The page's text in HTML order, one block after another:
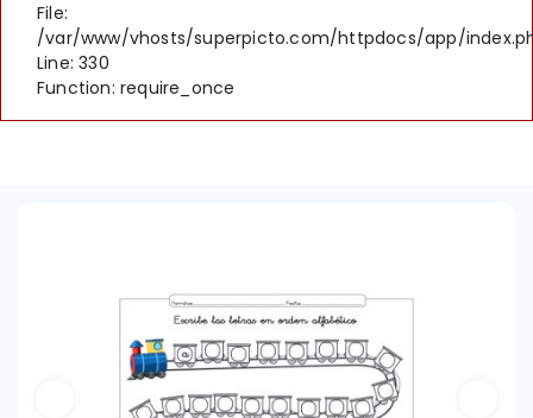
File:
/var/www/vhosts/superpicto.com/httpdocs/app/
Line: 330
Function: require_once